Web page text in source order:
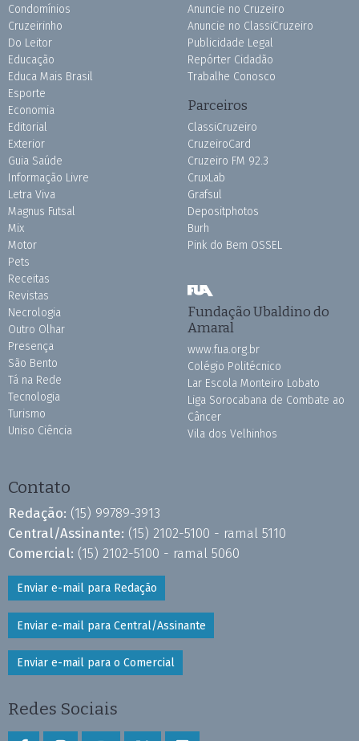
Condomínios
Cruzeirinho
Do Leitor
Educação
Educa Mais Brasil
Esporte
Economia
Editorial
Exterior
Guia Saúde
Informação Livre
Letra Viva
Magnus Futsal
Mix
Motor
Pets
Receitas
Revistas
Necrologia
Outro Olhar
Presença
São Bento
Tá na Rede
Tecnologia
Turismo
Uniso Ciência
Anuncie no Cruzeiro
Anuncie no ClassiCruzeiro
Publicidade Legal
Repórter Cidadão
Trabalhe Conosco
Parceiros
ClassiCruzeiro
CruzeiroCard
Cruzeiro FM 92.3
CruxLab
Grafsul
Depositphotos
Burh
Pink do Bem OSSEL
Fundação Ubaldino do
Amaral
www.fua.org.br
Colégio Politécnico
Lar Escola Monteiro Lobato
Liga Sorocabana de Combate ao
Câncer
Vila dos Velhinhos
Contato
Redação: (15) 99789-3913
Central/Assinante: (15) 2102-5100 - ramal 5110
Comercial: (15) 2102-5100 - ramal 5060
Enviar e-mail para Redação
Enviar e-mail para Central/Assinante
Enviar e-mail para o Comercial
Redes Sociais